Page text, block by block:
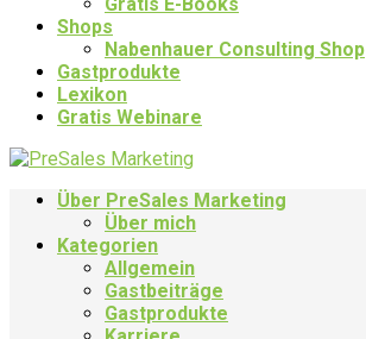
Shops
Nabenhauer Consulting Shop
Gastprodukte
Lexikon
Gratis Webinare
Über PreSales Marketing
Über mich
Kategorien
Allgemein
Gastbeiträge
Gastprodukte